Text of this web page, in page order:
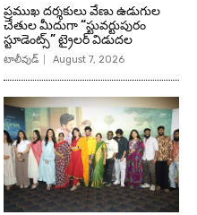
ప్రముఖ దర్శకులు వేణు ఉడుగుల
చేతుల మీదుగా “స్టువర్టుపురం
స్టూడెంట్స్” ట్రైలర్ విడుదల
టాలీవుడ్ August 7, 2026